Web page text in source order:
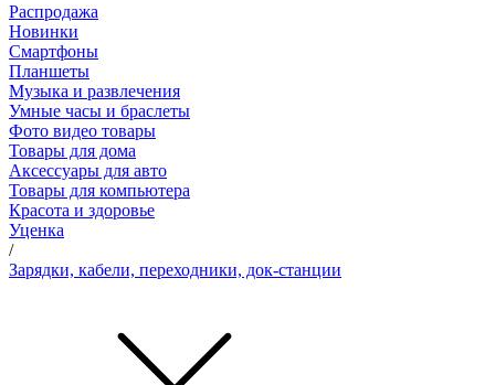
Распродажа
Новинки
Смартфоны
Планшеты
Музыка и развлечения
Умные часы и браслеты
Фото видео товары
Товары для дома
Аксессуары для авто
Товары для компьютера
Красота и здоровье
Уценка
/
Зарядки, кабели, переходники, док-станции